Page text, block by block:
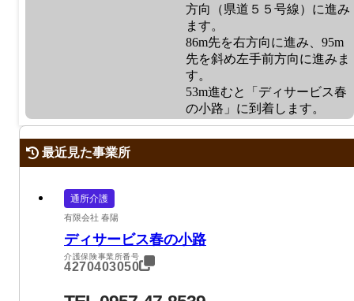
方向（県道５５号線）に進み
ます。
86m先を右方向に進み、95m
先を斜め左手前方向に進みま
す。
53m進むと「ディサービス春
の小路」に到着します。
最近見た事業所
通所介護
有限会社 春陽
ディサービス春の小路
介護保険事業所番号
4270403050